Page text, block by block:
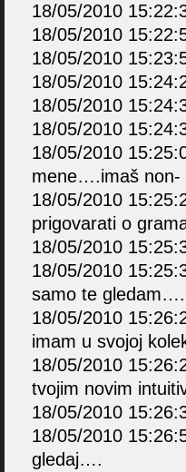
18/05/2010
18/05/2010
18/05/2010
18/05/2010
18/05/2010
18/05/2010
18/05/2010
mene….imaš non-
18/05/2010
prigovarati o
18/05/2010
18/05/2010
samo te gledam….
18/05/2010
imam u svojoj
18/05/2010
tvojim novim
18/05/2010
18/05/2010
gledaj….